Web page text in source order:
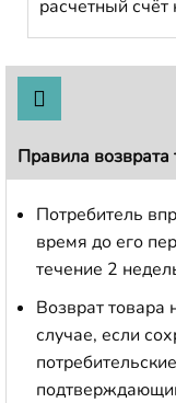
расчетный
Правила возврата
Потребитель
время до его
течение 2
Возврат
случае, если